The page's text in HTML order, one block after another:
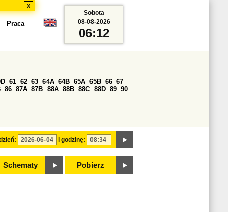
x
Praca
i godzinę:
61 62 63 64A 64B 65A 65B 66 67
86 87A 87B 88A 88B 88C 88D 89 90
Schematy Pobierz
Sobota
08-08-2026
06:12